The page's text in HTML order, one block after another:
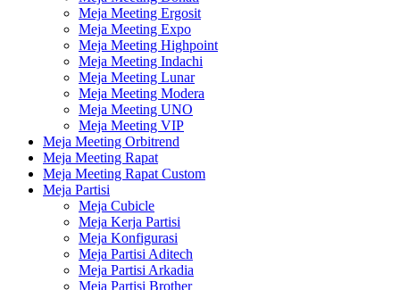
Meja Meeting Ergosit
Meja Meeting Expo
Meja Meeting Highpoint
Meja Meeting Indachi
Meja Meeting Lunar
Meja Meeting Modera
Meja Meeting UNO
Meja Meeting VIP
Meja Meeting Orbitrend
Meja Meeting Rapat
Meja Meeting Rapat Custom
Meja Partisi
Meja Cubicle
Meja Kerja Partisi
Meja Konfigurasi
Meja Partisi Aditech
Meja Partisi Arkadia
Meja Partisi Brother